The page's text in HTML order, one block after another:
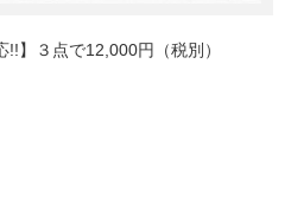
!!】３点で12,000円（税別）